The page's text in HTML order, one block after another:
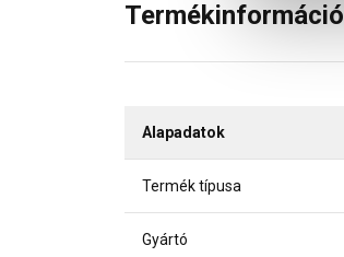
Termékinformáció
Alapadatok
Termék típusa
Gyártó